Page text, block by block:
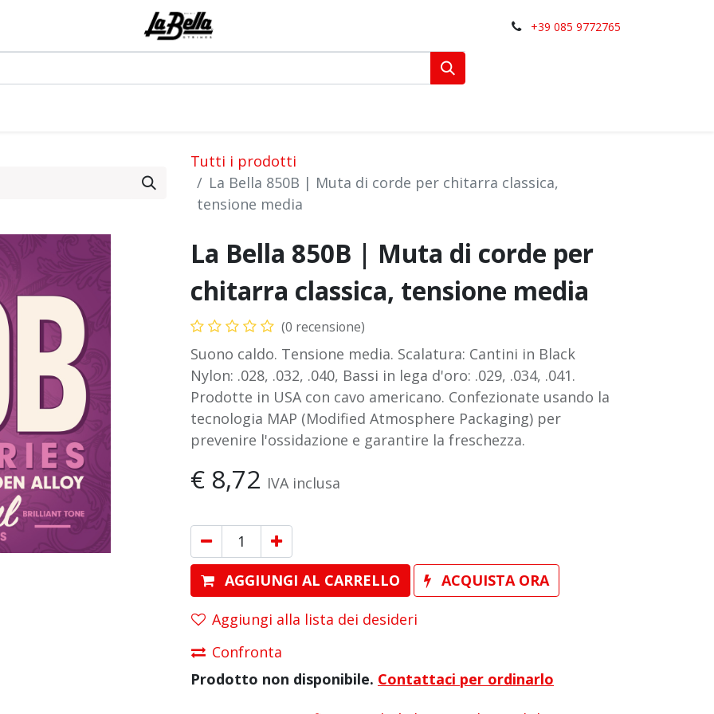
+39 085 9772765
Tutti i prodotti
La Bella 850B | Muta di corde per chitarra classica,
tensione media
La Bella 850B | Muta di corde per
chitarra classica, tensione media
(0 recensione)
Suono caldo. Tensione media. Scalatura: Cantini in Black
Nylon: .028, .032, .040, Bassi in lega d'oro: .029, .034, .041.
Prodotte in USA con cavo americano. Confezionate usando la
tecnologia MAP (Modified Atmosphere Packaging) per
prevenire l'ossidazione e garantire la freschezza.
€ 8,72 IVA inclusa
AGGIUNGI AL CARRELLO ACQUISTA ORA
Aggiungi alla lista dei desideri
Confronta
Prodotto non disponibile. Contattaci per ordinarlo